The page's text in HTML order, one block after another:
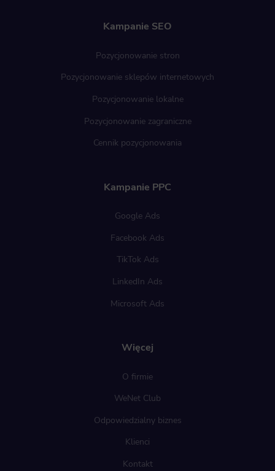
Kampanie SEO
Pozycjonowanie stron
Pozycjonowanie sklepów internetowych
Pozycjonowanie lokalne
Pozycjonowanie zagraniczne
Cennik pozycjonowania
Więcej
O firmie
WeNet Club
Odpowiedzialny biznes
Klienci
Kontakt
Kampanie PPC
Google Ads
Facebook Ads
TikTok Ads
LinkedIn Ads
Microsoft Ads